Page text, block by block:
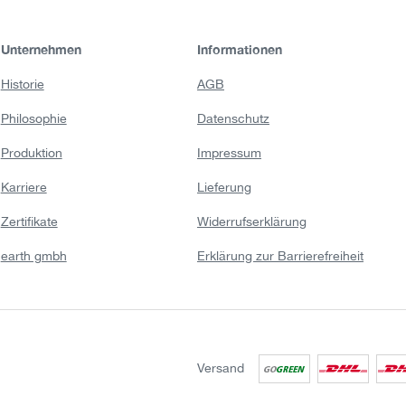
Unternehmen
Historie
Philosophie
Produktion
Karriere
Zertifikate
earth gmbh
Informationen
AGB
Datenschutz
Impressum
Lieferung
Widerrufserklärung
Erklärung zur Barrierefreiheit
Versand